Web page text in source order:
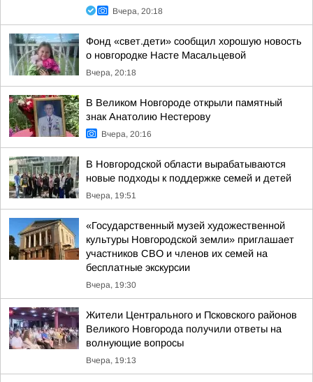
Вчера, 20:18
Фонд «свет.дети» сообщил хорошую новость
о новгородке Насте Масальцевой
Вчера, 20:18
В Великом Новгороде открыли памятный
знак Анатолию Нестерову
Вчера, 20:16
В Новгородской области вырабатываются
новые подходы к поддержке семей и детей
Вчера, 19:51
«Государственный музей художественной
культуры Новгородской земли» приглашает
участников СВО и членов их семей на
бесплатные экскурсии
Вчера, 19:30
Жители Центрального и Псковского районов
Великого Новгорода получили ответы на
волнующие вопросы
Вчера, 19:13